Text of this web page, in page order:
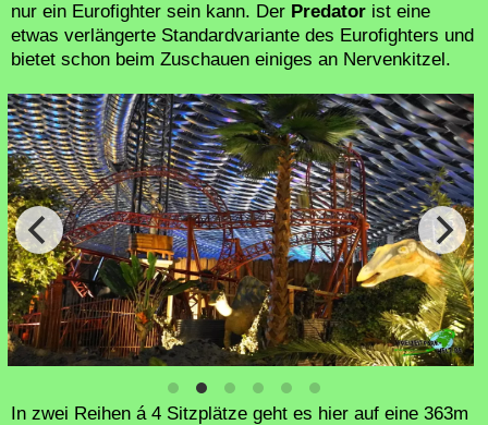
nur ein Eurofighter sein kann. Der Predator ist eine
etwas verlängerte Standardvariante des Eurofighters und
bietet schon beim Zuschauen einiges an Nervenkitzel.
In zwei Reihen á 4 Sitzplätze geht es hier auf eine 363m